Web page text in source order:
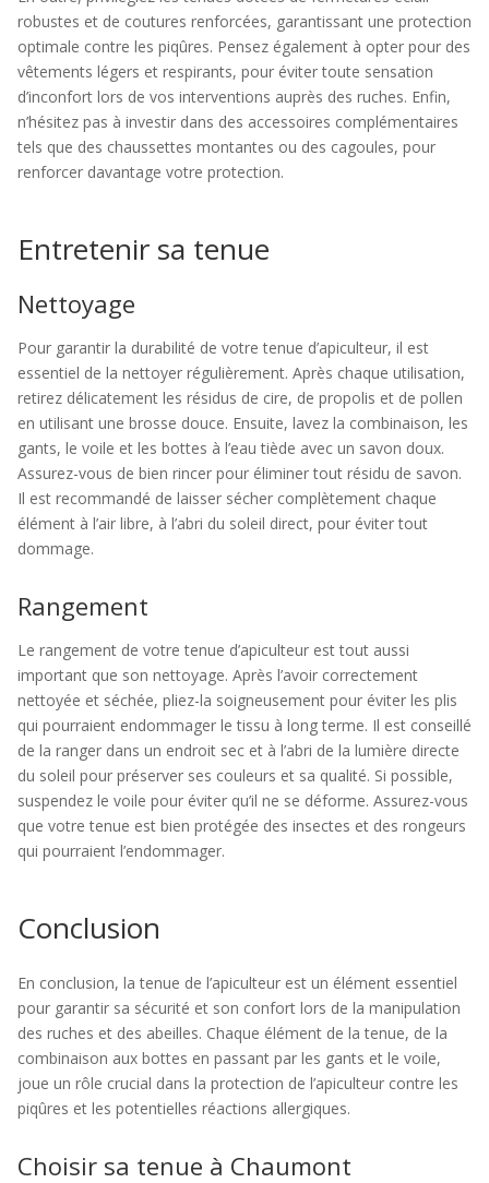
robustes et de coutures renforcées, garantissant une protection
optimale contre les piqûres. Pensez également à opter pour des
vêtements légers et respirants, pour éviter toute sensation
d’inconfort lors de vos interventions auprès des ruches. Enfin,
n’hésitez pas à investir dans des accessoires complémentaires
tels que des chaussettes montantes ou des cagoules, pour
renforcer davantage votre protection.
Entretenir sa tenue
Nettoyage
Pour garantir la durabilité de votre tenue d’apiculteur, il est
essentiel de la nettoyer régulièrement. Après chaque utilisation,
retirez délicatement les résidus de cire, de propolis et de pollen
en utilisant une brosse douce. Ensuite, lavez la combinaison, les
gants, le voile et les bottes à l’eau tiède avec un savon doux.
Assurez-vous de bien rincer pour éliminer tout résidu de savon.
Il est recommandé de laisser sécher complètement chaque
élément à l’air libre, à l’abri du soleil direct, pour éviter tout
dommage.
Rangement
Le rangement de votre tenue d’apiculteur est tout aussi
important que son nettoyage. Après l’avoir correctement
nettoyée et séchée, pliez-la soigneusement pour éviter les plis
qui pourraient endommager le tissu à long terme. Il est conseillé
de la ranger dans un endroit sec et à l’abri de la lumière directe
du soleil pour préserver ses couleurs et sa qualité. Si possible,
suspendez le voile pour éviter qu’il ne se déforme. Assurez-vous
que votre tenue est bien protégée des insectes et des rongeurs
qui pourraient l’endommager.
Conclusion
En conclusion, la tenue de l’apiculteur est un élément essentiel
pour garantir sa sécurité et son confort lors de la manipulation
des ruches et des abeilles. Chaque élément de la tenue, de la
combinaison aux bottes en passant par les gants et le voile,
joue un rôle crucial dans la protection de l’apiculteur contre les
piqûres et les potentielles réactions allergiques.
Choisir sa tenue à Chaumont